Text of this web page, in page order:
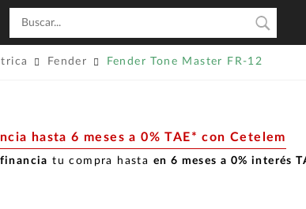
Fender Fender Tone Master FR-12
hasta 6 meses a 0% TAE* con Cetelem
financia tu compra hasta en 6 meses a 0% interés